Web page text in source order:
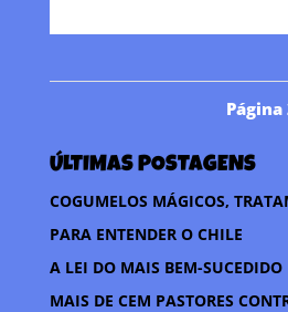
Página
ÚLTIMAS POSTAGENS
COGUMELOS MÁGICOS,
PARA ENTENDER O CHILE
A LEI DO MAIS BEM-SUCEDIDO
MAIS DE CEM PASTORES